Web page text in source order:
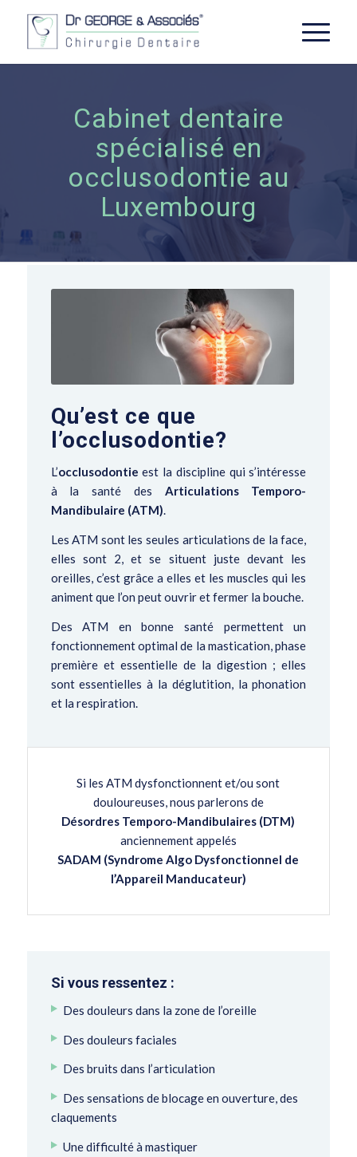
Cabinet dentaire
spécialisé en
occlusodontie au
Luxembourg
Qu’est ce que
l’occlusodontie?
L’occlusodontie est la discipline qui s’intéresse
à la santé des Articulations Temporo-
Mandibulaire (ATM).
Les ATM sont les seules articulations de la face,
elles sont 2, et se situent juste devant les
oreilles, c’est grâce a elles et les muscles qui les
animent que l’on peut ouvrir et fermer la bouche.
Des ATM en bonne santé permettent un
fonctionnement optimal de la mastication, phase
première et essentielle de la digestion ; elles
sont essentielles à la déglutition, la phonation
et la respiration.
Si les ATM dysfonctionnent et/ou sont
douloureuses, nous parlerons de
Désordres Temporo-Mandibulaires (DTM)
anciennement appelés
SADAM (Syndrome Algo Dysfonctionnel de
l’Appareil Manducateur)
Si vous ressentez :
Des douleurs dans la zone de l’oreille
Des douleurs faciales
Des bruits dans l’articulation
Des sensations de blocage en ouverture, des
claquements
Une difficulté à mastiquer